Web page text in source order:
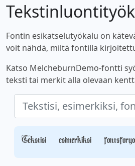
Fontin esikatselutyökalu on
voit nähdä, miltä fontilla
Katso MelcheburnDemo-fontti
teksti tai merkit alla olevaan
Tekstisi, esimerkiksi,